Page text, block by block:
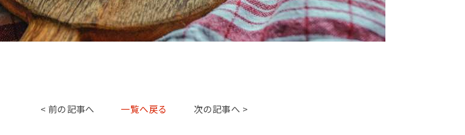
< 前の記事へ 一覧へ戻る 次の記事へ >